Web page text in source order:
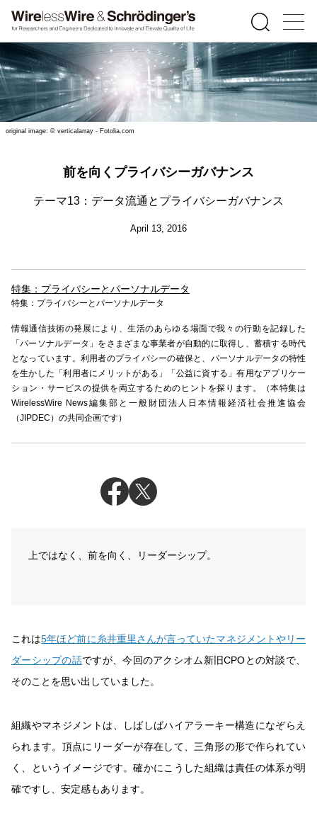
original image: © verticalarray - Fotolia.com
前を向くプライバシーガバナンス
テーマ13：データ流通とプライバシーガバナンス
April 13, 2016
特集：プライバシーとパーソナルデータ
特集：プライバシーとパーソナルデータ
情報通信技術の発展により、生活のあらゆる場面で我々の行動を記録した
「パーソナルデータ」をさまざまな事業者が自動的に取得し、蓄積する時代
となっています。利用者のプライバシーの確保と、パーソナルデータの特性
を生かした「利用者にメリットがある」「公益に資する」有用なアプリケー
ション・サービスの提供を両立するためのヒントを探ります。（本特集は
WirelessWire News編集部と一般財団法人日本情報経済社会推進協会
（JIPDEC）の共同企画です）
上ではなく、前を向く、リーダーシップ。
これは5年ほど前に糸井重里さんが言っていたマネジメントやリー
ダーシップの話ですが、今回のアクシオム新旧CPOとの対談で、
そのことを思い出していました。
組織やマネジメントは、しばしばハイアラーキー構造になぞらえ
られます。頂点にリーダーが存在して、三角形の形で作られてい
く、というイメージです。確かにこうした組織は責任の体系が明
確ですし、安定感もあります。